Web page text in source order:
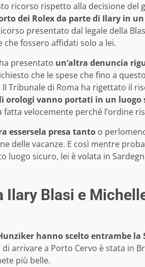
ricorso rispetto alla decisione del
dei Rolex da parte di Ilary in
presentato dal legale della
che fossero affidati solo a lei.
presentato un’altra denuncia
che le spese che fino a
Il Tribunale di Roma ha rigettato il
orologi vanno portati in un luogo
fatta velocemente perché l’ordine
essersela presa tanto o
delle vacanze. E così mentre
luogo sicuro, lei è volata in
Ilary Blasi e
hanno scelto entrambe la
di arrivare a Porto Cervo è stata in
più belle.